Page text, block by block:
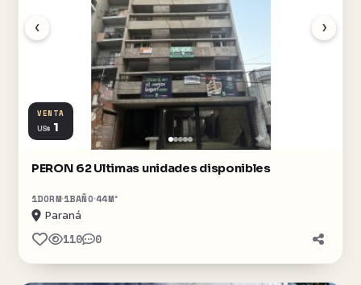
‹ ›
VENTA
US$ 1
PERON 62 Ultimas unidades disponibles
1DORM 1BAÑO44M²
Paraná
110 0